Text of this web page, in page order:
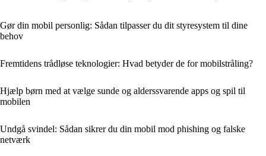
Gør din mobil personlig: Sådan tilpasser du dit styresystem til dine
behov
Fremtidens trådløse teknologier: Hvad betyder de for mobilstråling?
Hjælp børn med at vælge sunde og alderssvarende apps og spil til
mobilen
Undgå svindel: Sådan sikrer du din mobil mod phishing og falske
netværk